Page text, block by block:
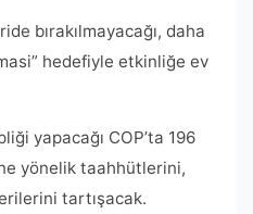
bırakılmayacağı, daha
hedefiyle etkinliğe ev
yapacağı COP’ta 196
yönelik taahhütlerini,
tartışacak.